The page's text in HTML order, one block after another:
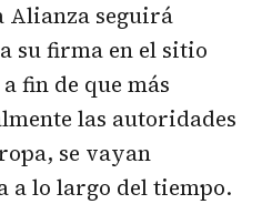
Alianza seguirá
su firma en el sitio
fin de que más
las autoridades
se vayan
a lo largo del tiempo.